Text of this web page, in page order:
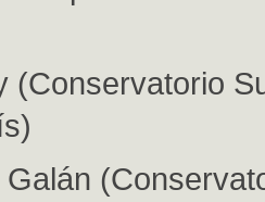
(Conservatorio